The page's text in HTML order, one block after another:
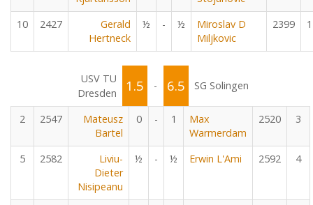
10 2427
Gerald
Hertneck
½ - ½
Miroslav D
Miljkovic
2399
USV TU
Dresden
1.5 - 6.5 SG Solingen
2 2547
Mateusz
Bartel
0 - 1
Max
Warmerdam
2520 3
5 2582
Liviu-
Dieter
Nisipeanu
½ - ½ Erwin L'Ami 2592 4